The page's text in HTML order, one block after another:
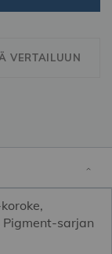
VERTAILUUN
sarjan